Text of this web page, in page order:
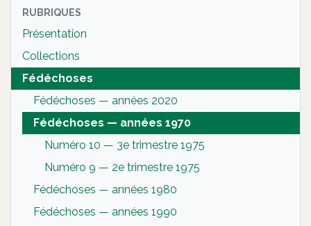
RUBRIQUES
Présentation
Collections
Fédéchoses
Fédéchoses — années 2020
Fédéchoses — années 1970
Numéro 10 — 3e trimestre 1975
Numéro 9 — 2e trimestre 1975
Fédéchoses — années 1980
Fédéchoses — années 1990